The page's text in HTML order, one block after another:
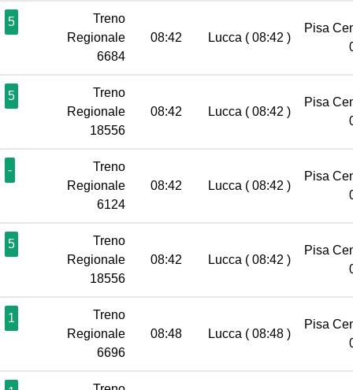
5
Treno
Regionale
6684
08:42 Lucca ( 08:42 )
Pisa
5
Treno
Regionale
18556
08:42 Lucca ( 08:42 )
Pisa
-
Treno
Regionale
6124
08:42 Lucca ( 08:42 )
Pisa
5
Treno
Regionale
18556
08:42 Lucca ( 08:42 )
Pisa
1
Treno
Regionale
6696
08:48 Lucca ( 08:48 )
Pisa